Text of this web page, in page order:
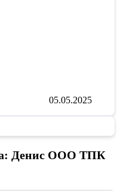
05.05.2025
Денис ООО ТПК